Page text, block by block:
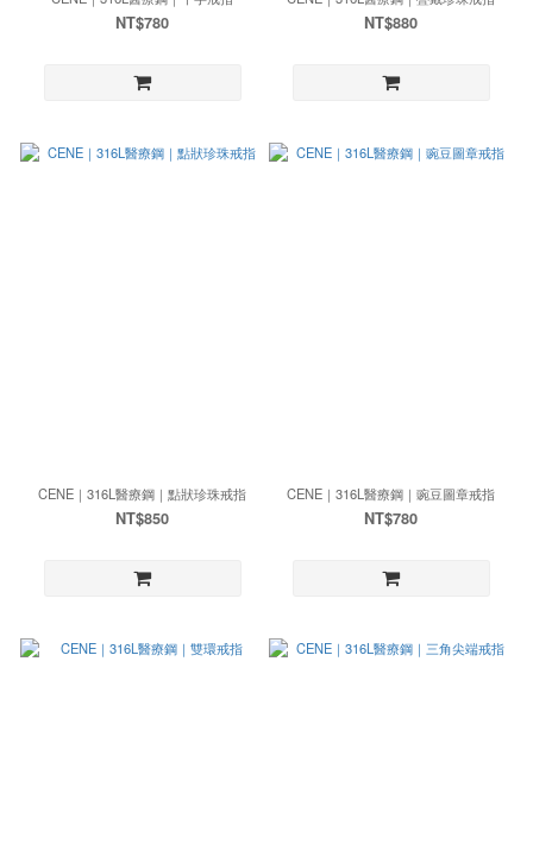
NT$780 NT$880
CENE｜316L醫療鋼｜點狀珍珠戒指
NT$850
CENE｜316L醫療鋼｜豌豆圖章戒指
NT$780